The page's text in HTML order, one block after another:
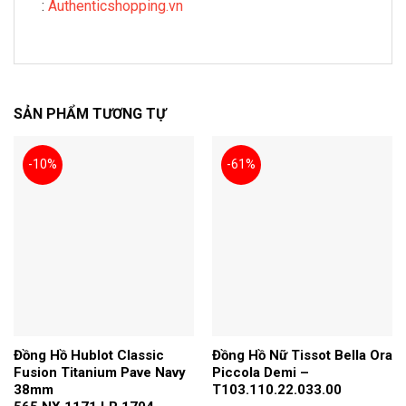
: Authenticshopping.vn
SẢN PHẨM TƯƠNG TỰ
-10%
Đồng Hồ Hublot Classic
Fusion Titanium Pave Navy
38mm
-61%
Đồng Hồ Nữ Tissot Bella Ora
Piccola Demi –
T103.110.22.033.00